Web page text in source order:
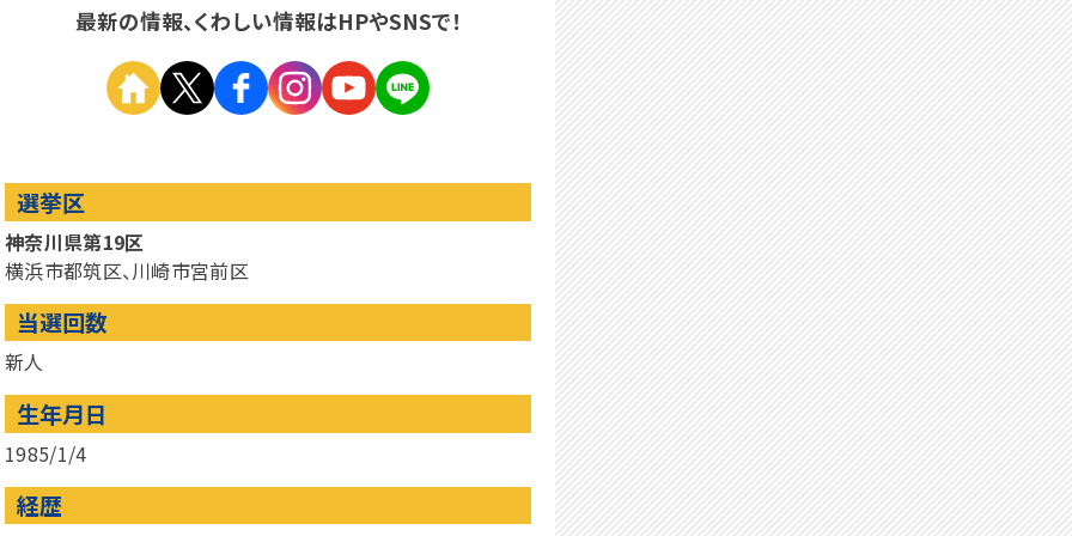
最新の情報、くわしい情報はHPやSNSで！
選挙区
神奈川県第19区
横浜市都筑区、川崎市宮前区
当選回数
新人
生年月日
1985/1/4
経歴